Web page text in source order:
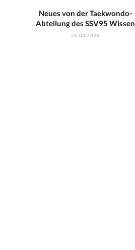
Neues von der Taekwondo-
Abteilung des SSV95 Wissen
26.03.2026